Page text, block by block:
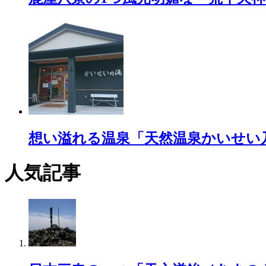
想い溢れる温泉「天然温泉かいせい
人気記事